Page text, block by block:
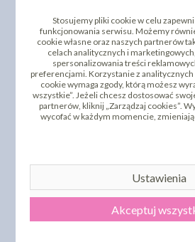
Polewy, dripy i
szybka dekoracja
deserów
tortów, ciast i deserów. Dzięki nim
uzyskać profesjonalny efekt - bez
bez skomplikowanych technik i bez
dekoracji. To rozwiązanie idealne
dla osób dekorujących wypieki w
Stosujemy pliki cookie w celu
funkcjonowania serwisu. Możemy
cookie własne oraz naszych partnerów
celach analitycznych i
spersonalizowania treści
preferencjami. Korzystanie z
cookie wymaga zgody, którą możesz
wszystkie”. Jeżeli chcesz dostosować
partnerów, kliknij „Zarządzaj cookies”.
wycofać w każdym momencie,
Ustawienia
Akceptuj